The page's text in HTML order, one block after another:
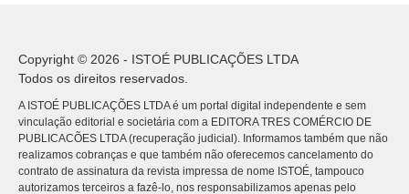
Copyright © 2026 - ISTOÉ PUBLICAÇÕES LTDA
Todos os direitos reservados.
A ISTOÉ PUBLICAÇÕES LTDA é um portal digital independente e sem
vinculação editorial e societária com a EDITORA TRES COMÉRCIO DE
PUBLICACÕES LTDA (recuperação judicial). Informamos também que não
realizamos cobranças e que também não oferecemos cancelamento do
contrato de assinatura da revista impressa de nome ISTOÉ, tampouco
autorizamos terceiros a fazê-lo, nos responsabilizamos apenas pelo